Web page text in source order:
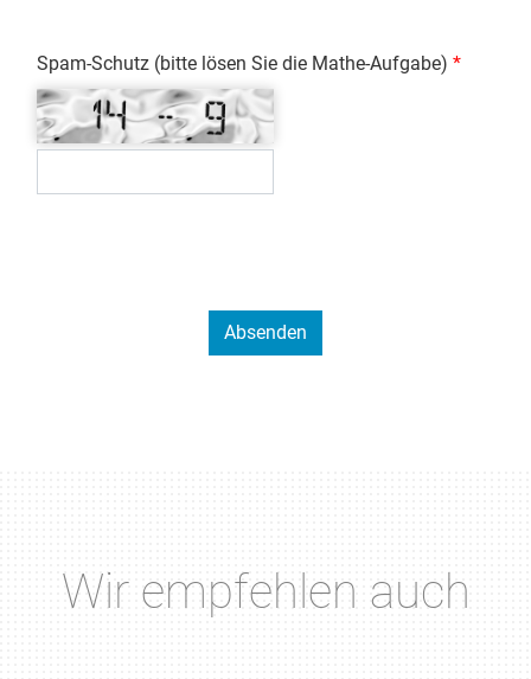
Spam-Schutz (bitte lösen Sie die Mathe-Aufgabe)
Wir empfehlen auch